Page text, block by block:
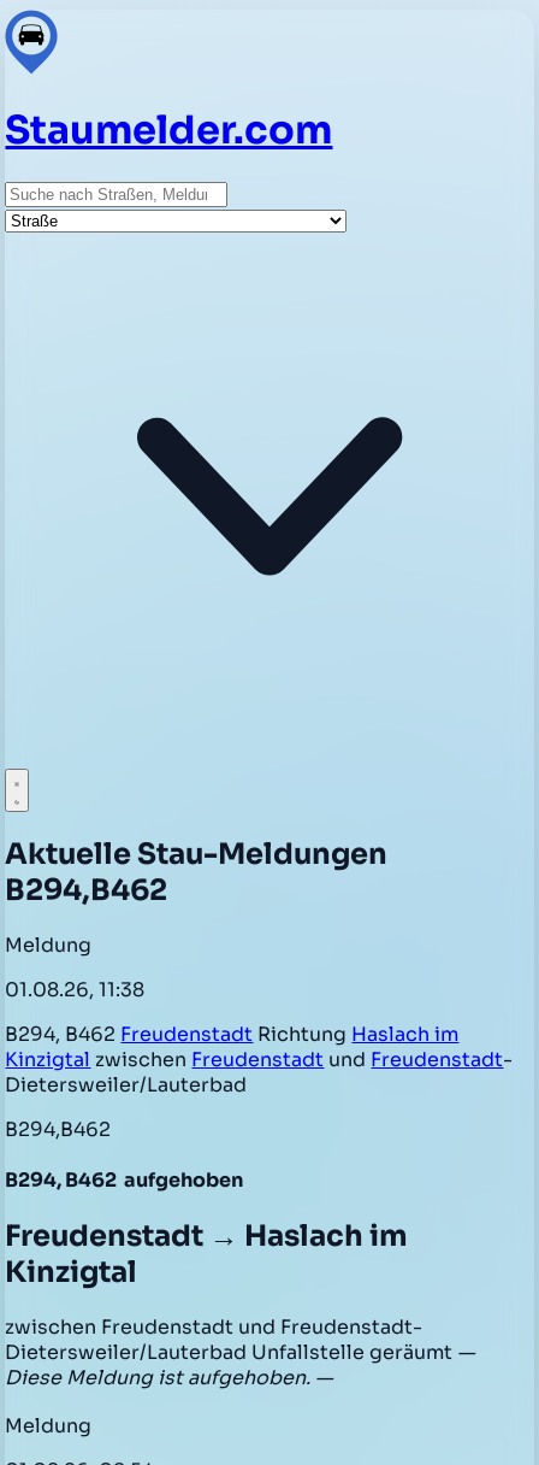
Staumelder.com
Suche
Straße
Aktuelle Stau-Meldungen
B294,B462
Meldung
01.08.26, 11:38
B294, B462 Freudenstadt Richtung Haslach im
Kinzigtal zwischen Freudenstadt und Freudenstadt-
Dietersweiler/Lauterbad
B294,B462
B294, B462 aufgehoben
Freudenstadt → Haslach im
Kinzigtal
zwischen Freudenstadt und Freudenstadt-
Dietersweiler/Lauterbad Unfallstelle geräumt —
Diese Meldung ist aufgehoben. —
Meldung